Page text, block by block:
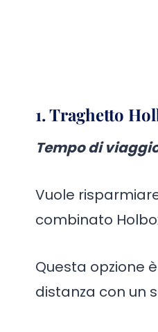
1. Traghetto
Tempo di
Vuole
combinato
Questa opzione
distanza con un